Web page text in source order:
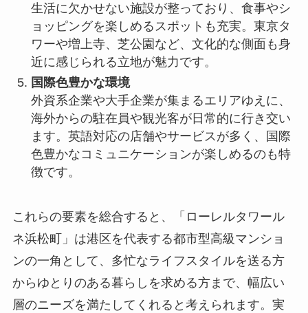
生活に欠かせない施設が整っており、食事やシ
ョッピングを楽しめるスポットも充実。東京タ
ワーや増上寺、芝公園など、文化的な側面も身
近に感じられる立地が魅力です。
国際色豊かな環境
外資系企業や大手企業が集まるエリアゆえに、
海外からの駐在員や観光客が日常的に行き交い
ます。英語対応の店舗やサービスが多く、国際
色豊かなコミュニケーションが楽しめるのも特
徴です。
これらの要素を総合すると、「ローレルタワール
ネ浜松町」は港区を代表する都市型高級マンショ
ンの一角として、多忙なライフスタイルを送る方
からゆとりのある暮らしを求める方まで、幅広い
層のニーズを満たしてくれると考えられます。実